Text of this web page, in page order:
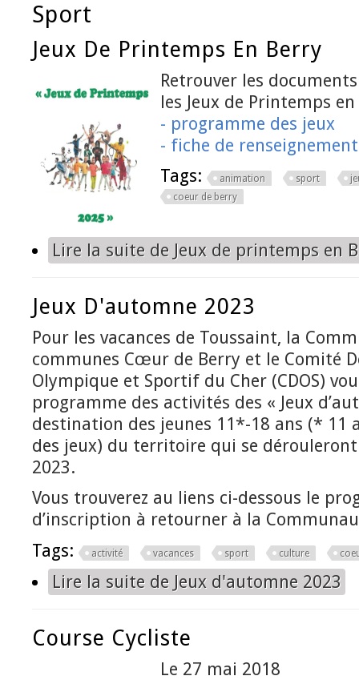
Sport
Jeux De Printemps En Berry
Retrouver les
les Jeux de Printemps
- programme des jeux
- fiche de renseignement
Tags:
animation sport
coeur de berry
Lire la suite de Jeux de printemps en
Jeux D'automne 2023
Pour les vacances de Toussaint, la
communes Cœur de Berry et le Comité
Olympique et Sportif du Cher (CDOS)
programme des activités des « Jeux
destination des jeunes 11*-18 ans (* 11
des jeux) du territoire qui se
2023.
Vous trouverez au liens ci-dessous le
d’inscription à retourner à la
Tags:
activité vacances sport culture
Lire la suite de Jeux d'automne 2023
Course Cycliste
Le 27 mai 2018